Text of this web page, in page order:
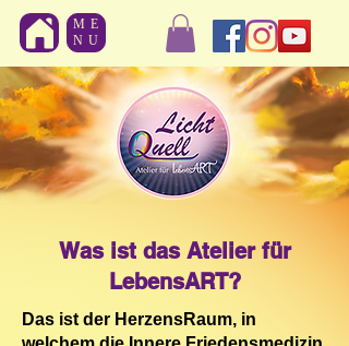
ME
NU
Was ist das Atelier für
LebensART?
Das ist der HerzensRaum, in